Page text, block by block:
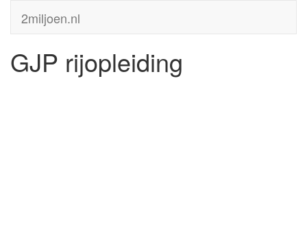
2miljoen.nl
GJP rijopleiding